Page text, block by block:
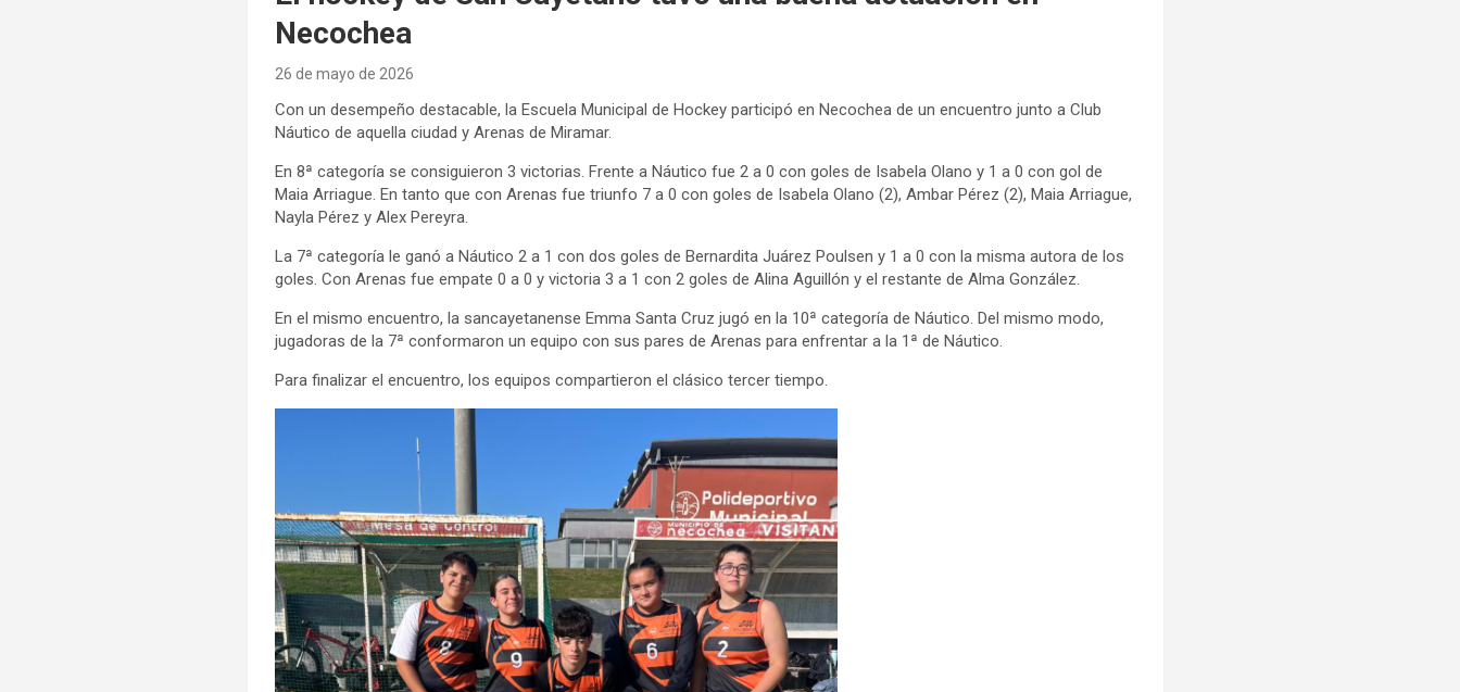
Necochea
26 de mayo de 2026
Con un desempeño destacable, la Escuela Municipal de Hockey participó en Necochea de un encuentro junto a Club
Náutico de aquella ciudad y Arenas de Miramar.
En 8ª categoría se consiguieron 3 victorias. Frente a Náutico fue 2 a 0 con goles de Isabela Olano y 1 a 0 con gol de
Maia Arriague. En tanto que con Arenas fue triunfo 7 a 0 con goles de Isabela Olano (2), Ambar Pérez (2), Maia Arriague,
Nayla Pérez y Alex Pereyra.
La 7ª categoría le ganó a Náutico 2 a 1 con dos goles de Bernardita Juárez Poulsen y 1 a 0 con la misma autora de los
goles. Con Arenas fue empate 0 a 0 y victoria 3 a 1 con 2 goles de Alina Aguillón y el restante de Alma González.
En el mismo encuentro, la sancayetanense Emma Santa Cruz jugó en la 10ª categoría de Náutico. Del mismo modo,
jugadoras de la 7ª conformaron un equipo con sus pares de Arenas para enfrentar a la 1ª de Náutico.
Para finalizar el encuentro, los equipos compartieron el clásico tercer tiempo.